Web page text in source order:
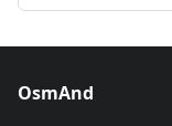
OsmAnd